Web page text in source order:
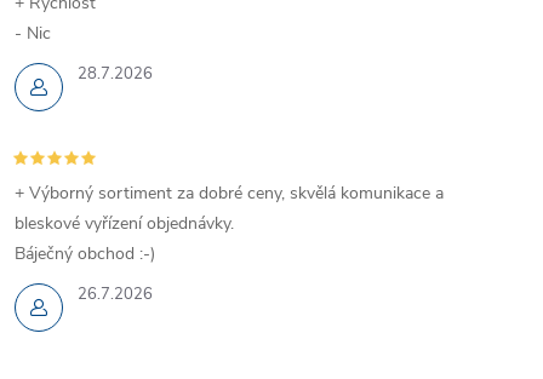
28.7.2026
- Nic
26.7.2026
+ Výborný sortiment za dobré ceny, skvělá komunikace a
bleskové vyřízení objednávky.
Báječný obchod :-)